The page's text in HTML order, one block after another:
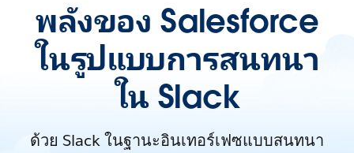
พลังของ Salesforce
ในรูปแบบการสนทนา
ใน Slack
ด้วย Slack ในฐานะอินเทอร์เฟซแบบสนทนา